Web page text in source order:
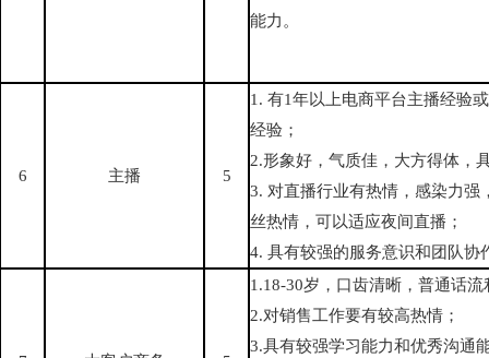
能力。
6 主播 5
1. 有1年以上电商平台主播经验
经验；
2.形象好，气质佳，大方得体，
3. 对直播行业有热情，感染力强
丝热情，可以适应夜间直播；
4. 具有较强的服务意识和团队协
1.18-30岁，口齿清晰，普通话
2.对销售工作要有较高热情；
3.具有较强学习能力和优秀沟通